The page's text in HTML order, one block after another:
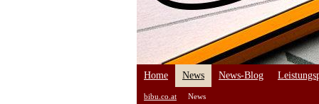
Home News News-Blog
bibu.co.at News